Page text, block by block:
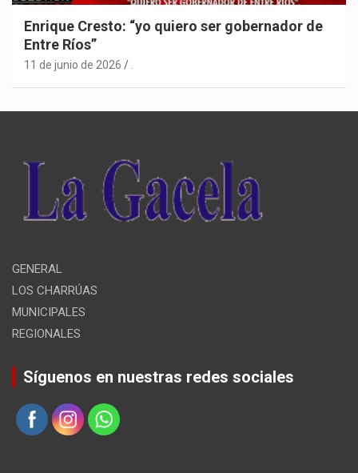
Enrique Cresto: “yo quiero ser gobernador de
Entre Ríos”
11 de junio de 2026 .
GENERAL
LOS CHARRÚAS
MUNICIPALES
REGIONALES
Síguenos en nuestras redes sociales